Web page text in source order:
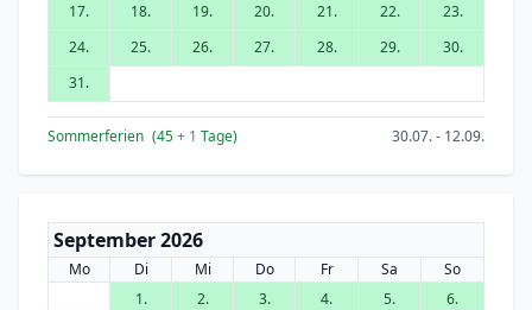
17.
18. 19. 20. 21. 22.
23.
24.
25. 26. 27. 28. 29.
30.
31.
Sommerferien (45+ 1 Tage) 30.07. - 12.09.
September 2026
Mo Di Mi Do Fr Sa
So
1.
2. 3. 4. 5.
6.